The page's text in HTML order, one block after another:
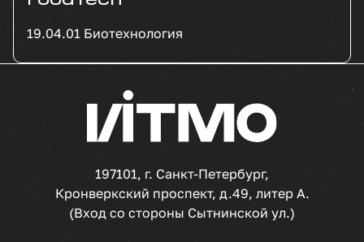
19.04.01 Биотехнология
197101, г. Санкт-Петербург,
Кронверкский проспект, д.49, литер А.
(Вход со стороны Сытнинской ул.)